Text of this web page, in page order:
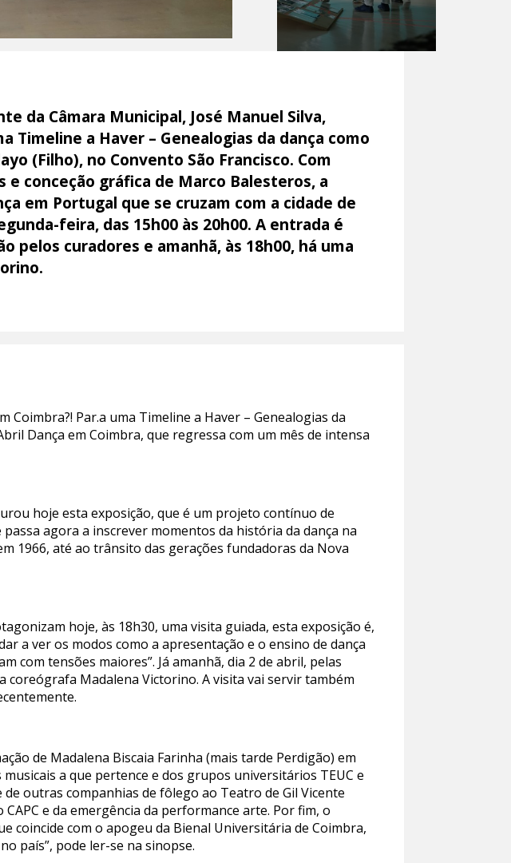
da Câmara Municipal, José Manuel Silva,
Timeline a Haver – Genealogias da dança como
(Filho), no Convento São Francisco. Com
conceção gráfica de Marco Balesteros, a
em Portugal que se cruzam com a cidade de
feira, das 15h00 às 20h00. A entrada é
pelos curadores e amanhã, às 18h00, há uma
Coimbra?! Par.a uma Timeline a Haver – Genealogias da
Dança em Coimbra, que regressa com um mês de intensa
hoje esta exposição, que é um projeto contínuo de
agora a inscrever momentos da história da dança na
1966, até ao trânsito das gerações fundadoras da Nova
hoje, às 18h30, uma visita guiada, esta exposição é,
a ver os modos como a apresentação e o ensino de dança
com tensões maiores”. Já amanhã, dia 2 de abril, pelas
coreógrafa Madalena Victorino. A visita vai servir também
de Madalena Biscaia Farinha (mais tarde Perdigão) em
a que pertence e dos grupos universitários TEUC e
outras companhias de fôlego ao Teatro de Gil Vicente
e da emergência da performance arte. Por fim, o
coincide com o apogeu da Bienal Universitária de Coimbra,
país”, pode ler-se na sinopse.